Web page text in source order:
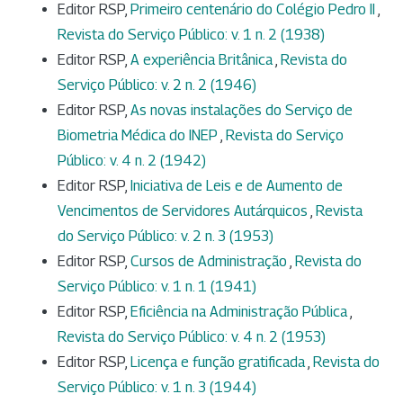
Editor RSP, Primeiro centenário do Colégio Pedro II ,
Revista do Serviço Público: v. 1 n. 2 (1938)
Editor RSP, A experiência Britânica, Revista do
Serviço Público: v. 2 n. 2 (1946)
Editor RSP, As novas instalações do Serviço de
Biometria Médica do INEP , Revista do Serviço
Público: v. 4 n. 2 (1942)
Editor RSP, Iniciativa de Leis e de Aumento de
Vencimentos de Servidores Autárquicos , Revista
do Serviço Público: v. 2 n. 3 (1953)
Editor RSP, Cursos de Administração , Revista do
Serviço Público: v. 1 n. 1 (1941)
Editor RSP, Eficiência na Administração Pública,
Revista do Serviço Público: v. 4 n. 2 (1953)
Editor RSP, Licença e função gratificada, Revista do
Serviço Público: v. 1 n. 3 (1944)